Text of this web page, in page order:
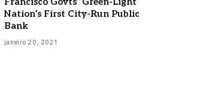
Nation’s First City-Run Public
Bank
janeiro 20, 2021